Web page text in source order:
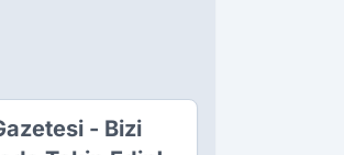
- Bizi